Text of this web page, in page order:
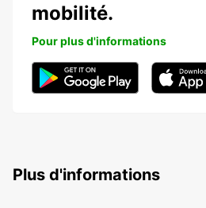
mobilité.
Pour plus d'informations
Plus d'informations